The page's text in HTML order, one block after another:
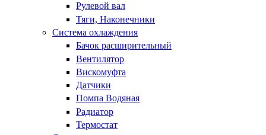
Рулевой вал
Тяги, Наконечники
Система охлаждения
Бачок расширительный
Вентилятор
Вискомуфта
Датчики
Помпа Водяная
Радиатор
Термостат